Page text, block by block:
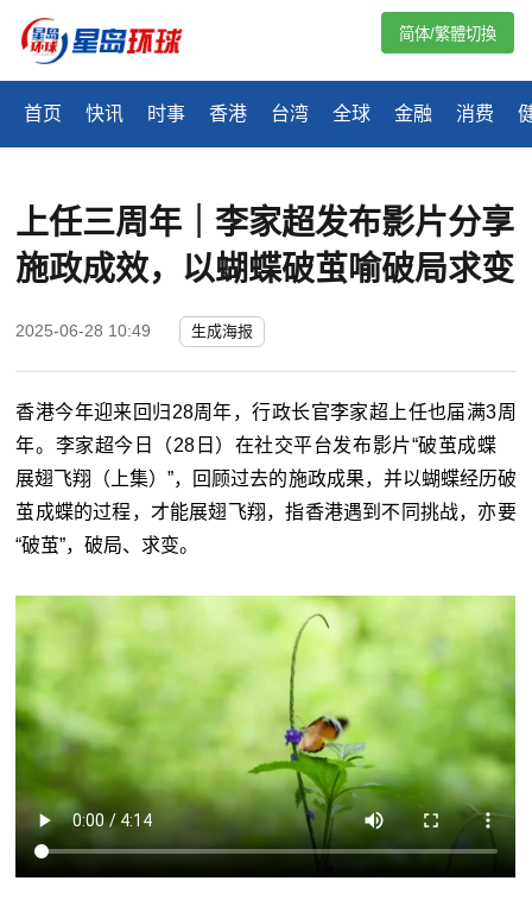
首页 快讯 时事 香港 台湾 全球 金融 消费
简体/繁體切換
上任三周年｜李家超发布影片分享
施政成效，以蝴蝶破茧喻破局求变
2025-06-28 10:49 生成海报
香港今年迎来回归28周年，行政长官李家超上任也届满3周
年。李家超今日（28日）在社交平台发布影片“破茧成蝶
展翅飞翔（上集）”，回顾过去的施政成果，并以蝴蝶经历破
茧成蝶的过程，才能展翅飞翔，指香港遇到不同挑战，亦要
“破茧”，破局、求变。